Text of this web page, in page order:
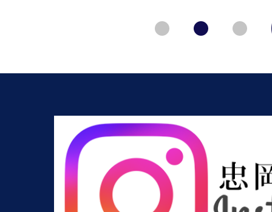
1枚目のスライドを表示
2枚目のスライド
3枚